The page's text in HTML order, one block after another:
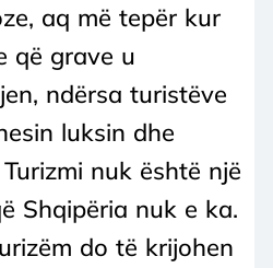
aq më tepër kur
që grave u
ndërsa turistëve
luksin dhe
nuk është një
Shqipëria nuk e ka.
do të krijohen